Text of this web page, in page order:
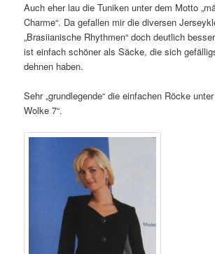
Auch eher lau die Tuniken unter dem Motto
Charme“. Da gefallen mir die diversen
„Brasiianische Rhythmen“ doch deutlich
ist einfach schöner als Säcke, die sich
dehnen haben.
Sehr „grundlegende“ die einfachen Röcke
Wolke 7“.